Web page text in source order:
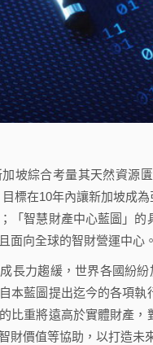
綜合考量其天然資源匱
標在10年內讓新加坡成
「智慧財產中心藍圖」
面向全球的智財營運中心。
力趨緩，世界各國紛紛
本藍圖提出迄今的各項
比重將遠高於實體財產
財價值等協助，以打造未